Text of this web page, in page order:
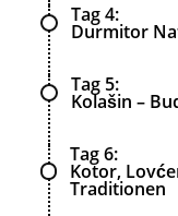
Tag 4
Durmitor
Tag 5
Kolašin
Tag 6
Kotor,
Traditionen